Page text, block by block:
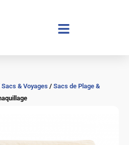
Sacs & Voyages / Sacs de Plage &